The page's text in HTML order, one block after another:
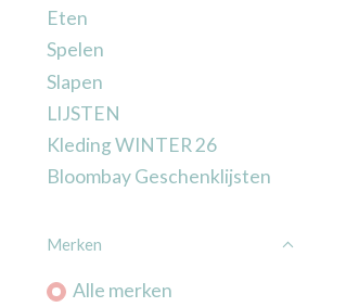
Eten
Spelen
Slapen
LIJSTEN
Kleding WINTER 26
Bloombay Geschenklijsten
Merken
Alle merken